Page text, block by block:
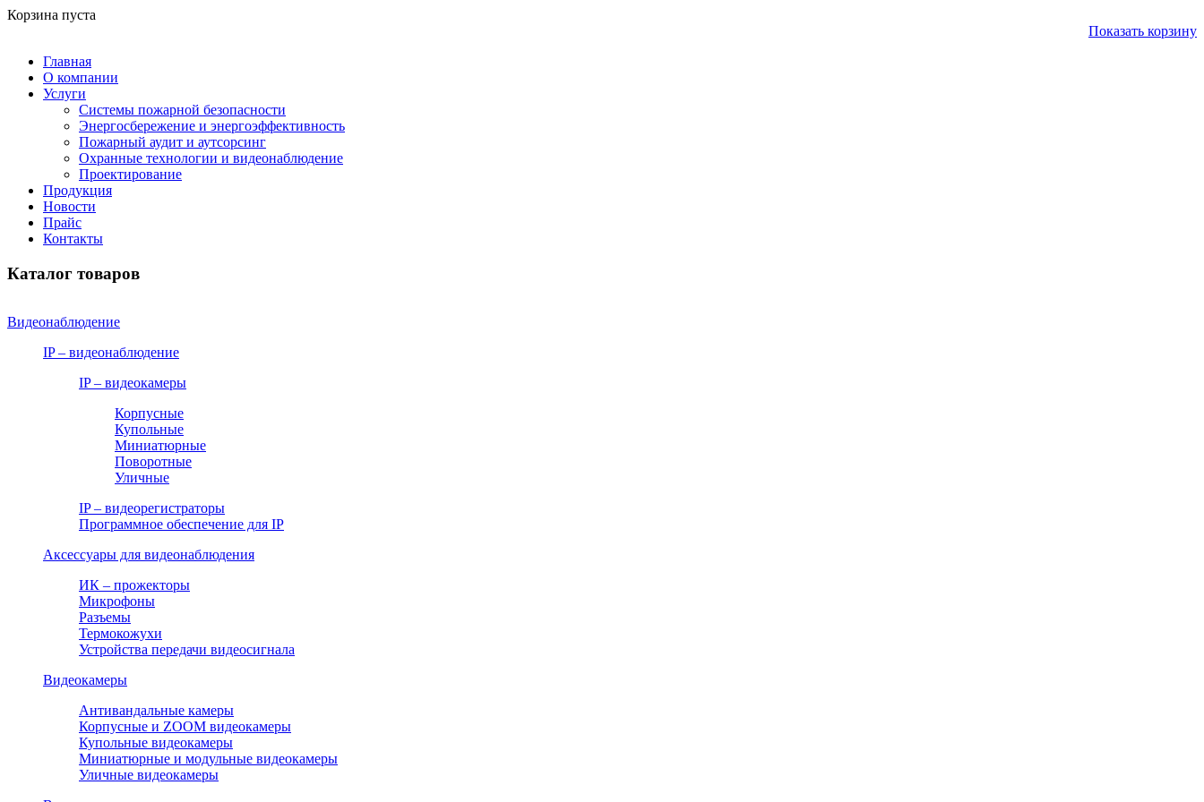
Корзина пуста
Показать корзину
Главная
О компании
Услуги
Системы пожарной безопасности
Энергосбережение и энергоэффективность
Пожарный аудит и аутсорсинг
Охранные технологии и видеонаблюдение
Проектирование
Продукция
Новости
Прайс
Контакты
Каталог товаров
Видеонаблюдение
IP – видеонаблюдение
IP – видеокамеры
Корпусные
Купольные
Миниатюрные
Поворотные
Уличные
IP – видеорегистраторы
Программное обеспечение для IP
Аксессуары для видеонаблюдения
ИК – прожекторы
Микрофоны
Разъемы
Термокожухи
Устройства передачи видеосигнала
Видеокамеры
Антивандальные камеры
Корпусные и ZOOM видеокамеры
Купольные видеокамеры
Миниатюрные и модульные видеокамеры
Уличные видеокамеры